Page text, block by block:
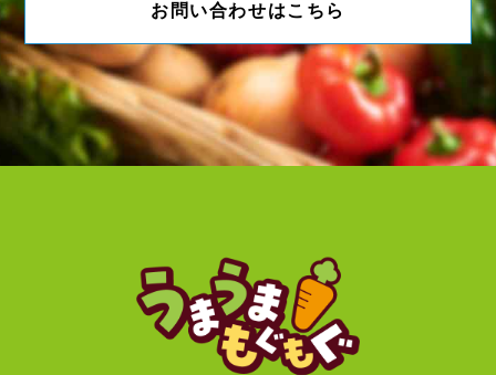
お問い合わせはこちら